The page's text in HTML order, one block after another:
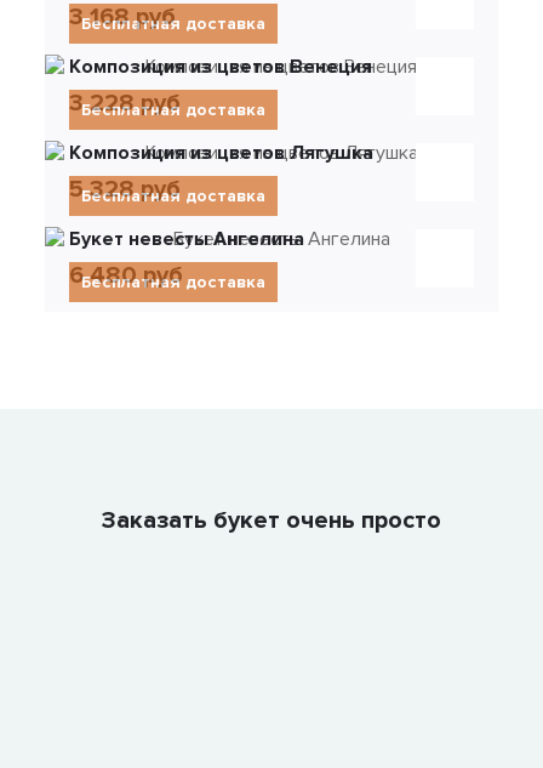
Бесплатная доставка
3 168 руб
Бесплатная доставка
Композиция из цветов Венеция
3 228 руб
Бесплатная доставка
Композиция из цветов Лягушка
5 328 руб
Бесплатная доставка
Букет невесты Ангелина
6 480 руб
Заказать букет очень просто